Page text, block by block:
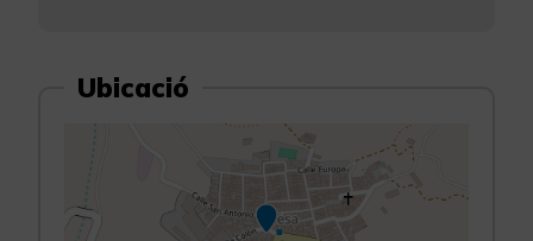
Ubicació